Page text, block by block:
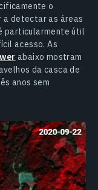
o
a detectar as áreas
particularmente útil
acesso. As
abaixo mostram
da casca de
anos sem